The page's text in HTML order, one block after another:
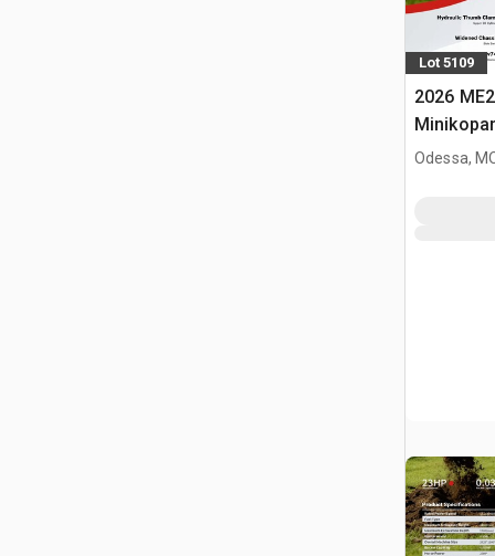
Lot 5109
2026
Odessa,